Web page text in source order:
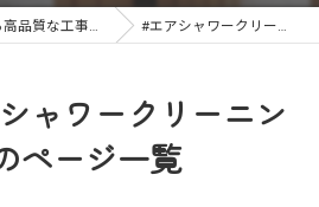
三重県のリフォームなら高品質な工事のアトラ #エアシャワークリーニング
ャワークリーニン
ページ一覧